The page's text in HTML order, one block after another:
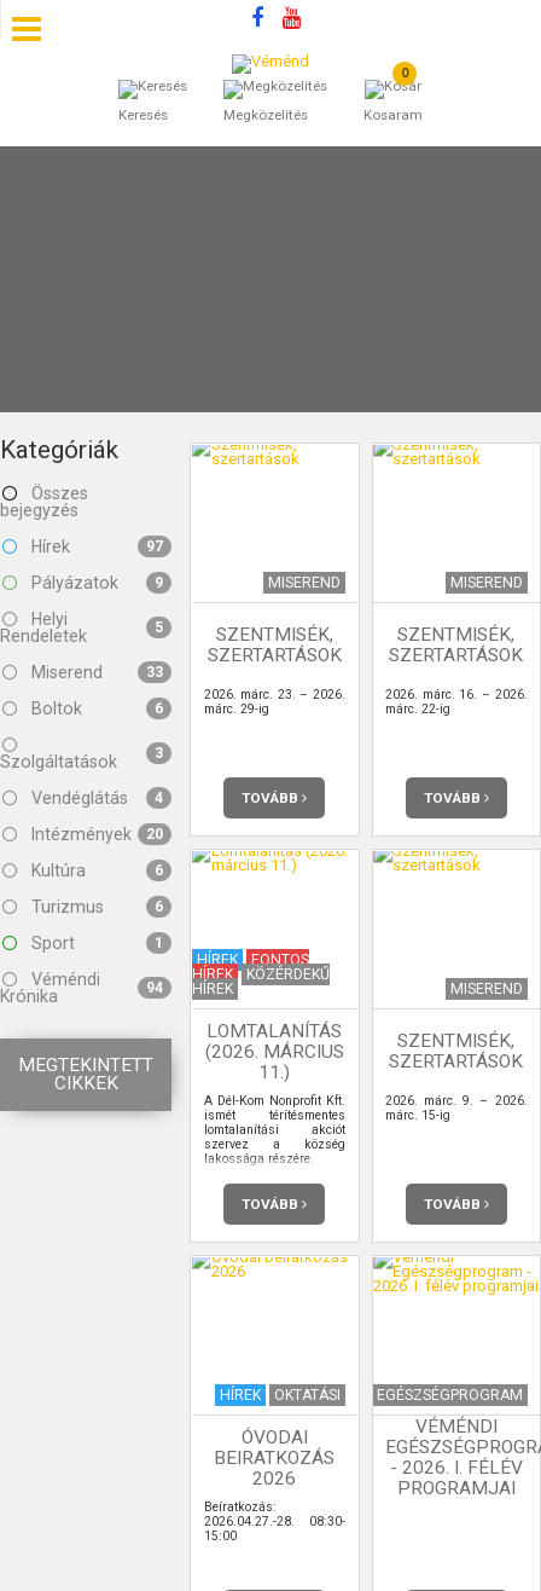
Keresés Megközelítés
0
Kosaram
SZÁLLÁSOK
BEJEGYZÉSEK
Kategóriák
Összes
bejegyzés
Hírek
97
Pályázatok 9
Helyi
Rendeletek
5
Miserend 33
Boltok 6
Szolgáltatások 3
Vendéglátás 4
Intézmények 20
Kultúra 6
Turizmus 6
Sport 1
Véméndi
Krónika
94
MEGTEKINTETT
CIKKEK
MISEREND
SZENTMISÉK,
SZERTARTÁSOK
2026. márc. 23. – 2026.
márc. 29-ig
TOVÁBB
MISEREND
SZENTMISÉK,
SZERTARTÁSOK
2026. márc. 16. – 2026.
márc. 22-ig
TOVÁBB
HÍREK
FONTOS
HÍREK
KÖZÉRDEKŰ
HÍREK
LOMTALANÍTÁS
(2026. MÁRCIUS
11.)
A Dél-Kom Nonprofit Kft.
ismét térítésmentes
lomtalanítási akciót
szervez a község
lakossága részére.
TOVÁBB
MISEREND
SZENTMISÉK,
SZERTARTÁSOK
2026. márc. 9. – 2026.
márc. 15-ig
TOVÁBB
HÍREK OKTATÁSI
ÓVODAI
BEIRATKOZÁS
2026
Beíratkozás:
2026.04.27.-28. 08:30-
15:00
EGÉSZSÉGPROGRAM
VÉMÉNDI
- 2026. I. FÉLÉV
PROGRAMJAI